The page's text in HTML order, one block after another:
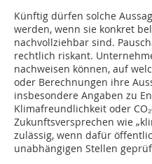
Künftig dürfen solche
werden, wenn sie konkret
nachvollziehbar sind.
rechtlich riskant.
nachweisen können, auf
oder Berechnungen ihre
insbesondere Angaben zu
Klimafreundlichkeit oder
Zukunftsversprechen wie
zulässig, wenn dafür
unabhängigen Stellen